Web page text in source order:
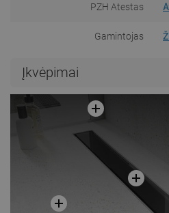
PZH Atestas
Gamintojas
Įkvėpimai